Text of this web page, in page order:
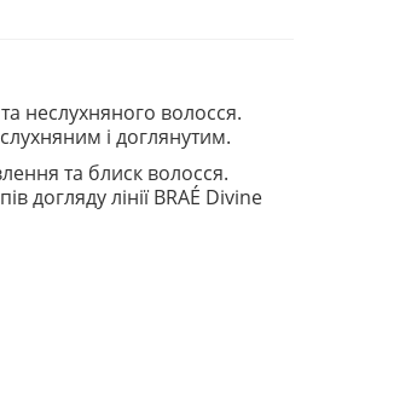
неслухняного волосся.
і доглянутим.
та блиск волосся.
догляду лінії BRAÉ Divine